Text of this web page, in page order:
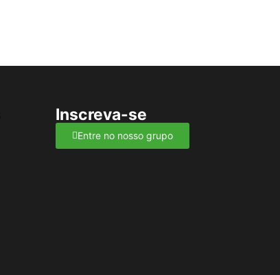
Inscreva-se
Entre no nosso grupo